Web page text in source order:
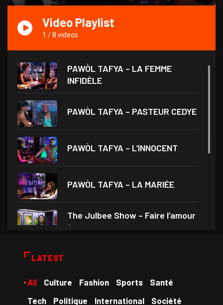
Video Playlist
1 /8 videos
PAWÒL TAFYA – LA FEMME
INFIDÈLE
PAWÒL TAFYA – PASTEUR CEDYE
PAWÒL TAFYA – L’INNOCENT
PAWÒL TAFYA – LA MARIÉE
The Julbee Show – Faire l’amour
à son
LATEST
All Culture Fashion Sports
Santé
Tech
Politique International Société